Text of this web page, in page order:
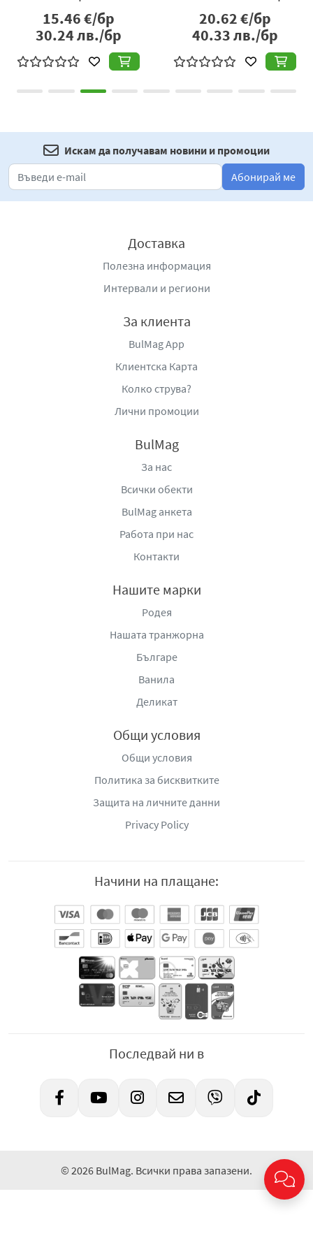
15.46€/бр
30.24лв./бр
филтри
20.62€/бр
40.33лв./бр
Искам да получавам новини и промоции
Абонирай ме
Доставка
Полезна информация
Интервали и региони
За клиента
BulMag App
Клиентска Карта
Колко струва?
Лични промоции
BulMag
За нас
Всички обекти
BulMag анкета
Работа при нас
Контакти
Нашите марки
Родея
Нашата транжорна
Българе
Ванила
Деликат
Общи условия
Общи условия
Политика за бисквитките
Защита на личните данни
Privacy Policy
Начини на плащане:
Последвай ни в
© 2026 BulMag. Всички права запазени.